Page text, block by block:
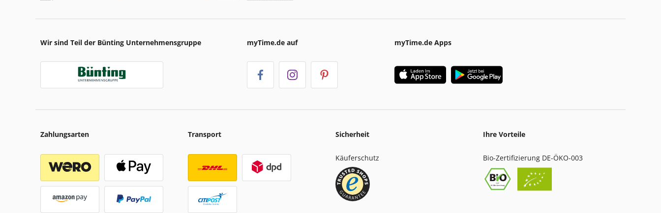
Wir sind Teil der Bünting Unternehmensgruppe myTime.de auf myTime.de Apps
Zahlungsarten Transport Sicherheit
Käuferschutz
Ihre Vorteile
Bio-Zertifizierung DE-ÖKO-003